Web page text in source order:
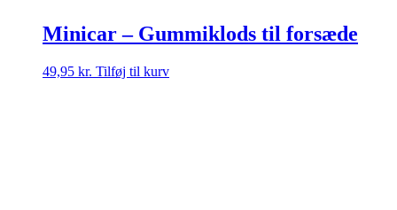
Minicar – Gummiklods til forsæde
49,95 kr. Tilføj til kurv